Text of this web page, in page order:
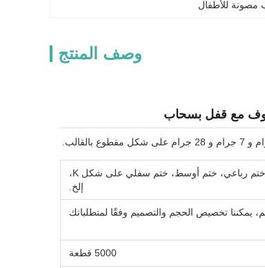
مصونة للأطفال
وصف المنتج
مع قفل بسحاب
قاع مسطح، قائم، مجمعة جانبية، سحاب مقاوم للأطفال، ختم رباعي، ختم أوسط، ختم سفلي على شكل K،
إلخ.
يمكننا تخصيص الحجم والتصميم وفقًا لمتطلباتك
5000 قطعة